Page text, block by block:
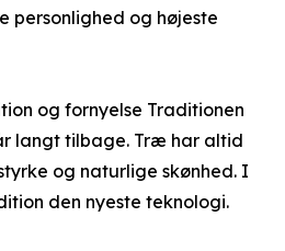
personlighed og højeste
og fornyelse Traditionen
langt tilbage. Træ har altid
og naturlige skønhed. I
den nyeste teknologi.